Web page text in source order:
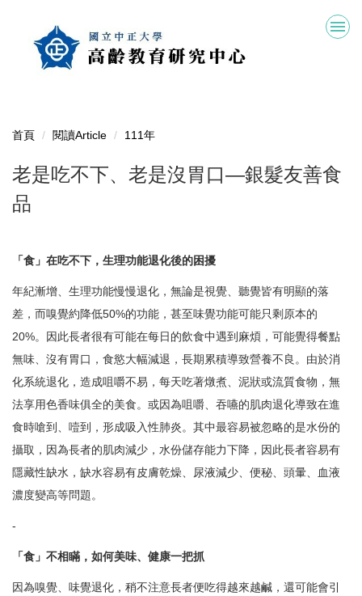
首頁
閱讀Article 111年
老是吃不下、老是沒胃口—銀髮友善食
品
「食」在吃不下，生理功能退化後的困擾
年紀漸增、生理功能慢慢退化，無論是視覺、聽覺皆有明顯的落
差，而嗅覺約降低50%的功能，甚至味覺功能可能只剩原本的
20%。因此長者很有可能在每日的飲食中遇到麻煩，可能覺得餐點
無味、沒有胃口，食慾大幅減退，長期累積導致營養不良。由於消
化系統退化，造成咀嚼不易，每天吃著燉煮、泥狀或流質食物，無
法享用色香味俱全的美食。或因為咀嚼、吞嚥的肌肉退化導致在進
食時嗆到、噎到，形成吸入性肺炎。其中最容易被忽略的是水份的
攝取，因為長者的肌肉減少，水份儲存能力下降，因此長者容易有
隱藏性缺水，缺水容易有皮膚乾燥、尿液減少、便秘、頭暈、血液
濃度變高等問題。
-
「食」不相瞞，如何美味、健康一把抓
因為嗅覺、味覺退化，稍不注意長者便吃得越來越鹹，還可能會引